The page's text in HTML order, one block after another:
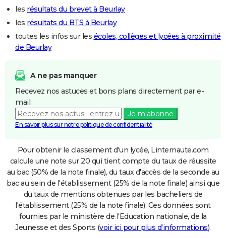
les résultats du brevet à Beurlay
les résultats du BTS à Beurlay
toutes les infos sur les écoles, collèges et lycées à proximité
de Beurlay
A ne pas manquer
Recevez nos astuces et bons plans directement par e-
mail.
Je m'abonne
En savoir plus sur notre politique de confidentialité
Pour obtenir le classement d'un lycée, Linternaute.com
calcule une note sur 20 qui tient compte du taux de réussite
au bac (50% de la note finale), du taux d'accès de la seconde au
bac au sein de l'établissement (25% de la note finale) ainsi que
du taux de mentions obtenues par les bacheliers de
l'établissement (25% de la note finale). Ces données sont
fournies par le ministère de l'Education nationale, de la
Jeunesse et des Sports (voir ici pour plus d'informations).